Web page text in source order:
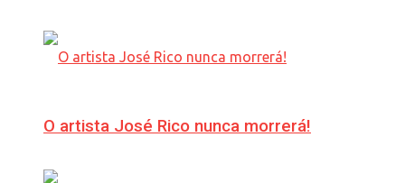
O artista José Rico nunca morrerá!